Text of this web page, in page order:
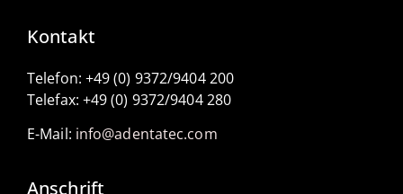
Kontakt
Telefon: +49 (0) 9372/9404 200
Telefax: +49 (0) 9372/9404 280
E-Mail: info@adentatec.com
Anschrift